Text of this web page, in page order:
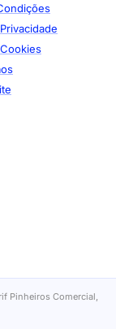
Pinheiros Comercial,